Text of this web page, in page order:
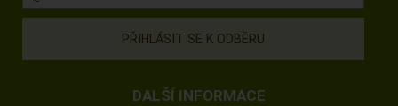
DALŠÍ INFORMACE